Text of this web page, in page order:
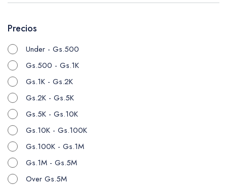
Precios
Under - Gs.500
Gs.500 - Gs.1K
Gs.1K - Gs.2K
Gs.2K - Gs.5K
Gs.5K - Gs.10K
Gs.10K - Gs.100K
Gs.100K - Gs.1M
Gs.1M - Gs.5M
Over Gs.5M